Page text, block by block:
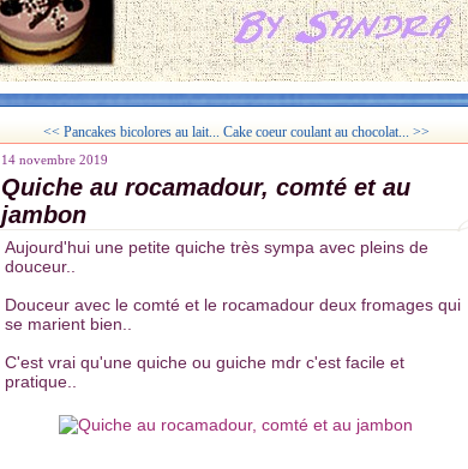
<< Pancakes bicolores au lait... Cake coeur coulant au chocolat... >>
14 novembre 2019
Quiche au rocamadour, comté et au
jambon
Aujourd'hui une petite quiche très sympa avec pleins de
douceur..
Douceur avec le comté et le rocamadour deux fromages qui
se marient bien..
C'est vrai qu'une quiche ou guiche mdr c'est facile et
pratique..